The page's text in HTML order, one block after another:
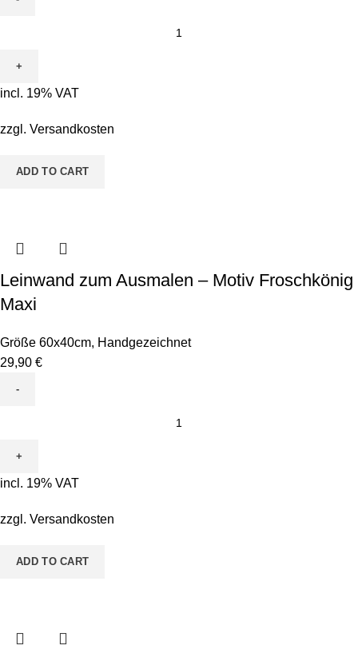
Ausmalen
-
Elchi
incl. 19% VAT
zzgl. Versandkosten
ADD TO CART
Leinwand zum Ausmalen – Motiv Froschkönig
Maxi
Größe 60x40cm, Handgezeichnet
29,90 €
Ausmalen
-
Froschkönig
quantity
incl. 19% VAT
zzgl. Versandkosten
ADD TO CART